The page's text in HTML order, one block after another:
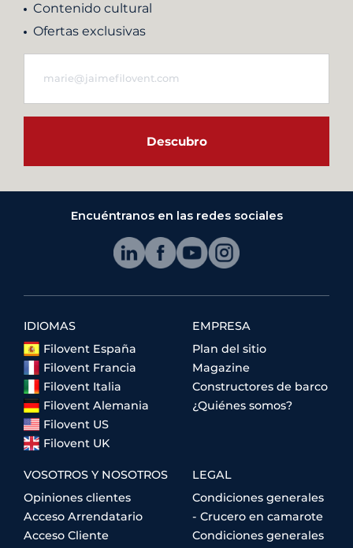
Contenido cultural
Ofertas exclusivas
Descubro
Encuéntranos en las redes sociales
IDIOMAS
Filovent España
Filovent Francia
Filovent Italia
Filovent Alemania
Filovent US
Filovent UK
EMPRESA
Plan del sitio
Magazine
Constructores de barco
¿Quiénes somos?
VOSOTROS Y NOSOTROS
Opiniones clientes
Acceso Arrendatario
Acceso Cliente
LEGAL
Condiciones generales
- Crucero en camarote
Condiciones generales